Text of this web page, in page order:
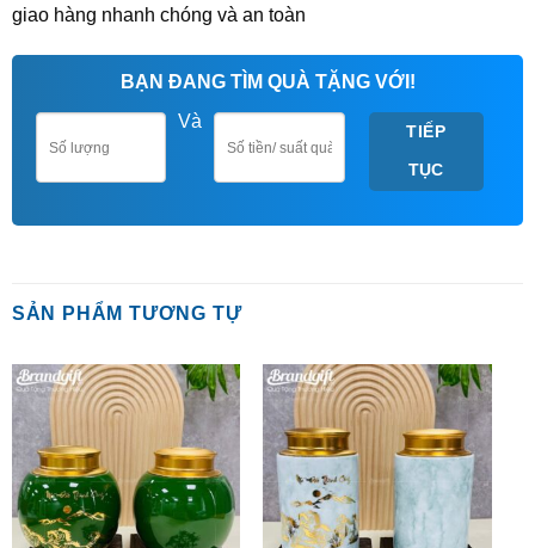
giao hàng nhanh chóng và an toàn
BẠN ĐANG TÌM QUÀ TẶNG VỚI!
Và
TIẾP
TỤC
SẢN PHẨM TƯƠNG TỰ